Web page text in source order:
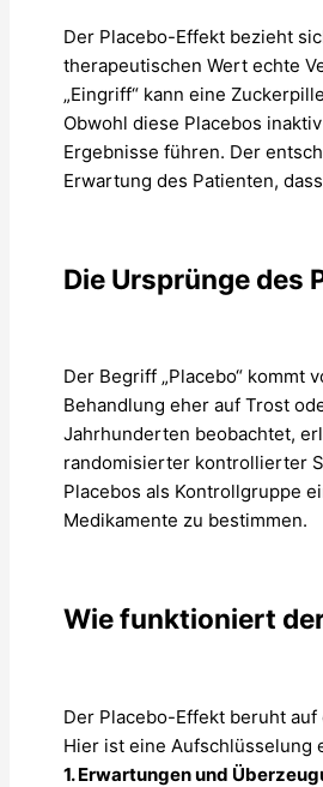
Der Placebo-Effekt bezieht
therapeutischen Wert echte
„Eingriff“ kann eine
Obwohl diese Placebos
Ergebnisse führen. Der
Erwartung des Patienten,
Die Ursprünge des
Der Begriff „Placebo“ kommt
Behandlung eher auf Trost
Jahrhunderten beobachtet,
randomisierter kontrollierter
Placebos als Kontrollgruppe
Medikamente zu bestimmen.
Wie funktioniert
Der Placebo-Effekt beruht
Hier ist eine Aufschlüsselung
1. Erwartungen und